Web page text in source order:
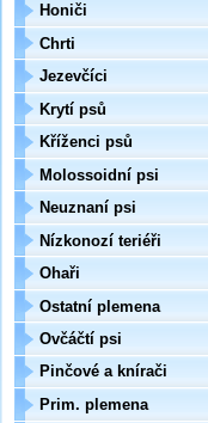
Honiči
Chrti
Jezevčíci
Krytí psů
Kříženci psů
Molossoidní psi
Neuznaní psi
Nízkonozí teriéři
Ohaři
Ostatní plemena
Ovčáčtí psi
Pinčové a knírači
Prim. plemena